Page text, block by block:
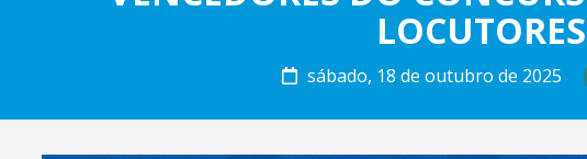
LOCUTORES
sábado, 18 de outubro de 2025